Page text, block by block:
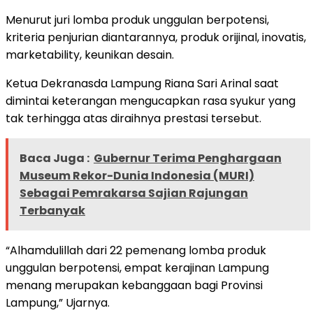
Menurut juri lomba produk unggulan berpotensi,
kriteria penjurian diantarannya, produk orijinal, inovatis,
marketability, keunikan desain.
Ketua Dekranasda Lampung Riana Sari Arinal saat
dimintai keterangan mengucapkan rasa syukur yang
tak terhingga atas diraihnya prestasi tersebut.
Baca Juga : Gubernur Terima Penghargaan
Museum Rekor-Dunia Indonesia (MURI)
Sebagai Pemrakarsa Sajian Rajungan
Terbanyak
“Alhamdulillah dari 22 pemenang lomba produk
unggulan berpotensi, empat kerajinan Lampung
menang merupakan kebanggaan bagi Provinsi
Lampung,” Ujarnya.